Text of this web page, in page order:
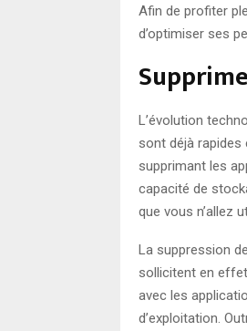
Afin de profiter
d’optimiser ses
L’évolution
sont déjà
supprimant les
capacité de
que vous n’allez
La suppression
sollicitent en
avec les
d’exploitation.